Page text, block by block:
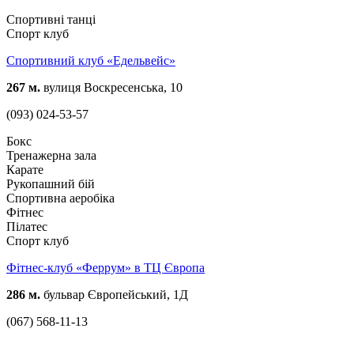
Спортивні танці
Спорт клуб
Спортивний клуб «Едельвейс»
267 м. вулиця Воскресенська, 10
(093) 024-53-57
Бокс
Тренажерна зала
Карате
Рукопашний бій
Спортивна аеробіка
Фітнес
Пілатес
Спорт клуб
Фітнес-клуб «Феррум» в ТЦ Європа
286 м. бульвар Європейський, 1Д
(067) 568-11-13